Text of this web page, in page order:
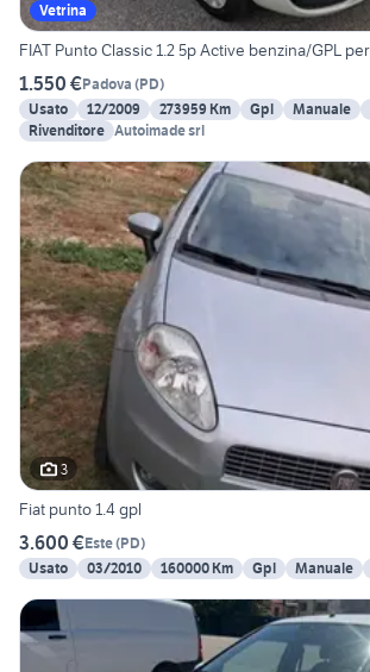
Vetrina
FIAT Punto Classic 1.2 5p Active benzina/GPL per
1.550 €Padova (PD)
Usato
12/2009 273959 Km Gpl Manuale
Rivenditore Autoimade srl
3
Fiat punto 1.4 gpl
3.600 €Este(PD)
Usato
03/2010 160000 Km Gpl Manuale